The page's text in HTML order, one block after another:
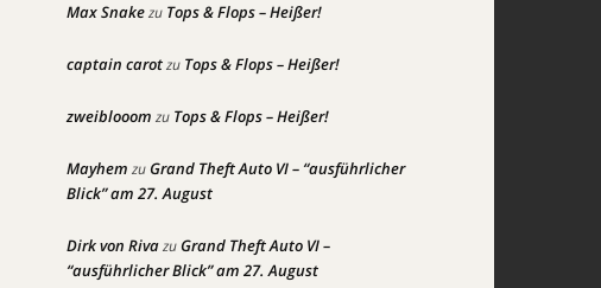
Max Snakezu Tops & Flops – Heißer!
captain carotzu Tops & Flops – Heißer!
zweiblooom zu Tops & Flops – Heißer!
Mayhem zuGrand Theft Auto VI – “ausführlicher
Blick” am 27. August
Dirk von RivazuGrand Theft Auto VI –
“ausführlicher Blick” am 27. August